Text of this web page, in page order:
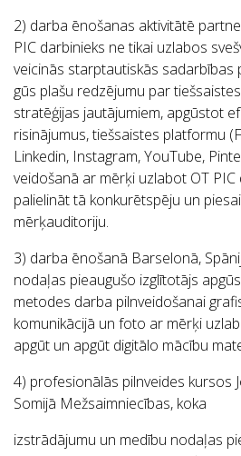
2) darba ēnošanas aktivitātē
PIC darbinieks ne tikai uzlabos
veicinās starptautiskās sadarbības
gūs plašu redzējumu par
stratēģijas jautājumiem, apgūstot
risinājumus, tiešsaistes platformu
Linkedin, Instagram, YouTube,
veidošanā ar mērķi uzlabot OT
palielināt tā konkurētspēju un
mērķauditoriju.
3) darba ēnošanā Barselonā,
nodaļas pieaugušo izglītotājs
metodes darba pilnveidošanai
komunikācijā un foto ar mērķi
apgūt un apgūt digitālo mācību
4) profesionālās pilnveides kursos
Somijā Mežsaimniecības, koka
izstrādājumu un medību nodaļas